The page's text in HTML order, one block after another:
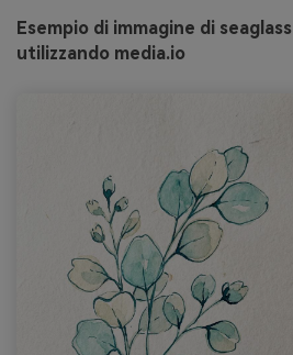
Esempio di immagine di
utilizzando media.io